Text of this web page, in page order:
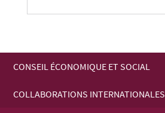
MENU
CONSEIL ÉCONOMIQUE ET SOCIAL
COLLABORATIONS INTERNATIONALES